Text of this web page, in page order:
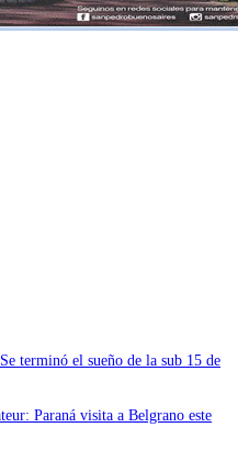
terminó el sueño de la sub 15 de
Paraná visita a Belgrano este